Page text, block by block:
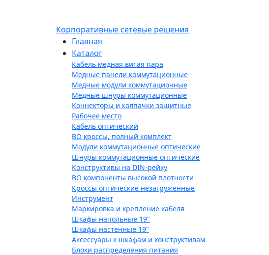
Корпоративные сетевые решения
Главная
Каталог
Кабель медная витая пара
Медные панели коммутационные
Медные модули коммутационные
Медные шнуры коммутационные
Коннекторы и колпачки защитные
Рабочее место
Кабель оптический
ВО кроссы, полный комплект
Модули коммутационные оптические
Шнуры коммутационные оптические
Конструктивы на DIN-рейку
ВО компоненты высокой плотности
Кроссы оптические незагруженные
Инструмент
Маркировка и крепление кабеля
Шкафы напольные 19"
Шкафы настенные 19"
Аксессуары к шкафам и конструктивам
Блоки распределения питания